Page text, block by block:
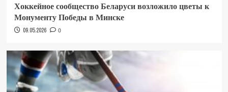
Хоккейное сообщество Беларуси возложило цветы к
Монументу Победы в Минске
09.05.2026 0